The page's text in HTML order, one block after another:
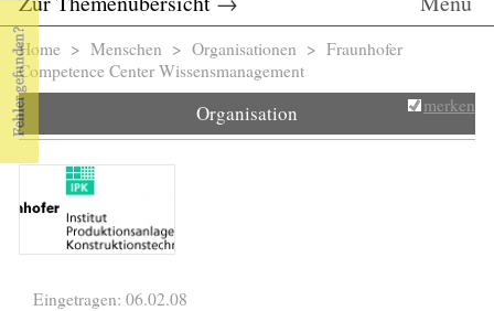
Sie sind hier
Home > Menschen > Organisationen > Fraunhofer
Competence Center Wissensmanagement
Organisation merken
Eingetragen: 06.02.08